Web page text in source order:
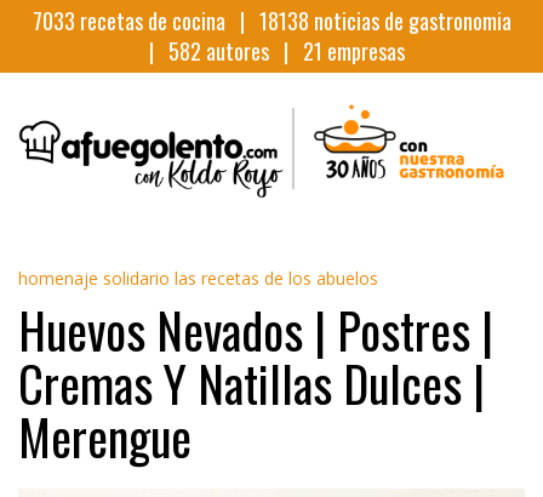
7033 recetas de cocina | 18138 noticias de gastronomia
| 582 autores | 21 empresas
homenaje solidario las recetas de los abuelos
Huevos Nevados | Postres |
Cremas Y Natillas Dulces |
Merengue